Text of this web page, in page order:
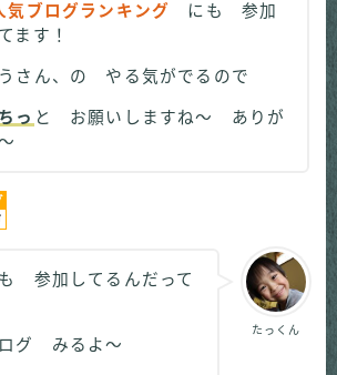
気ブログランキング
にも 参加
ます！
さん、の やる気がでるので
っ と お願いしますね～ ありが
たっくん
参加してるんだって
グ みるよ～